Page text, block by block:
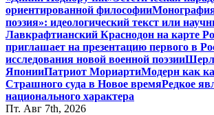
ориентированной философии
поэзия»: идеологический текст или
Лавкрафтианский Краснодон на карте
приглашает на презентацию первого в
исследования новой военной поэзии
ЯпонииПатриот МориартиМодерн как
Страшного суда в Новое времяРедкое
национального характера
Пт. Авг 7th, 2026